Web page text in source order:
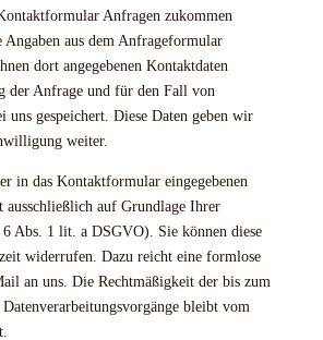
Anfragen zukommen
Angaben aus dem Anfrageformular
dort angegebenen Kontaktdaten
der Anfrage und für den Fall von
uns gespeichert. Diese Daten geben wir
weiter.
in das Kontaktformular eingegebenen
ausschließlich auf Grundlage Ihrer
Abs. 1 lit. a DSGVO). Sie können diese
widerrufen. Dazu reicht eine formlose
an uns. Die Rechtmäßigkeit der bis zum
bleibt vom